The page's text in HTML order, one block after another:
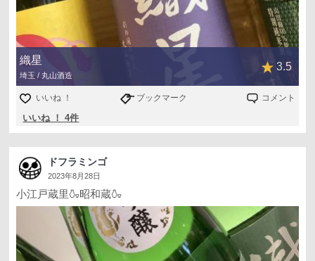
織星
埼玉 / 丸山酒造
3.5
いいね ！ ブックマーク コメント
いいね ！ 4件
ドフラミンゴ
2023年8月28日
小江戸蔵里🍶昭和蔵🍶